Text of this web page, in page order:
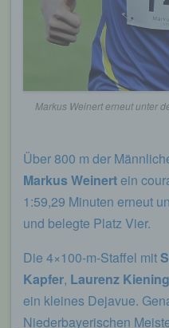
Markus Weinert erneut unter
Über 800 m der
Markus Weinertein
1:59,29 Minuten erneut
und belegte Platz Vier.
Die 4×100-m-Staffel mit
Kapfer, Laurenz
ein kleines Dejavue.
Niederbayerischen